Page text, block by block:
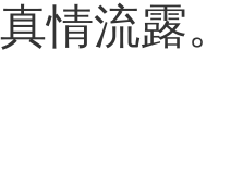
真情流露。